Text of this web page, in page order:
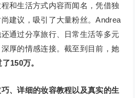
和生活方式内容而闻名，凭借独
建议，吸引了大量粉丝。Andrea
通过分享旅行、日常生活等多元
厚的情感连接。截至到目前，她
150万。
、详细的妆容教程以及真实的生